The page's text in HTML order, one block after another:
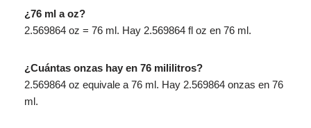
¿76 ml a oz?
2.569864 oz = 76 ml. Hay 2.569864 fl oz en 76 ml.
¿Cuántas onzas hay en 76 mililitros?
2.569864 oz equivale a 76 ml. Hay 2.569864 onzas en 76
ml.